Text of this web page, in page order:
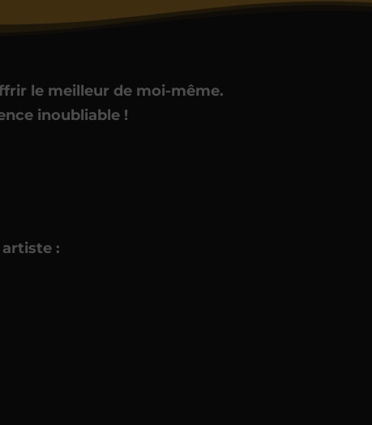
le meilleur de moi-même.
inoubliable !
: